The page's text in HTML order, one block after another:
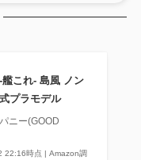
これ‐ 島風 ノン
プラモデル
ニー(GOOD
22:16時点 | Amazon調